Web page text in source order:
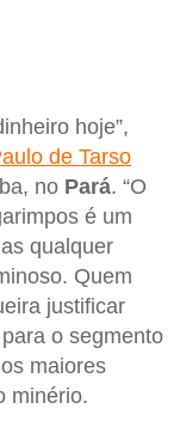
hoje”,
de Tarso
no Pará. “O
é um
qualquer
Quem
justificar
o segmento
maiores
minério.